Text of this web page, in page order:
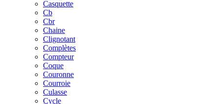
Casquette
Cb
Cbr
Chaine
Clignotant
Complètes
Compteur
Coque
Couronne
Courroie
Culasse
Cycle